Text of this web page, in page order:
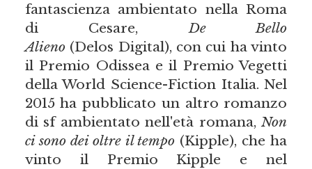
fantascienza ambientato nella Roma
di Cesare,De Bello
Alieno(Delos Digital), con cui ha vinto
il Premio Odissea e il Premio Vegetti
della World Science-Fiction Italia. Nel
2015 ha pubblicato un altro romanzo
di sf ambientato nell'età romana,Non
ci sono dei oltre il tempo (Kipple), che ha
vinto il Premio Kipple e nel